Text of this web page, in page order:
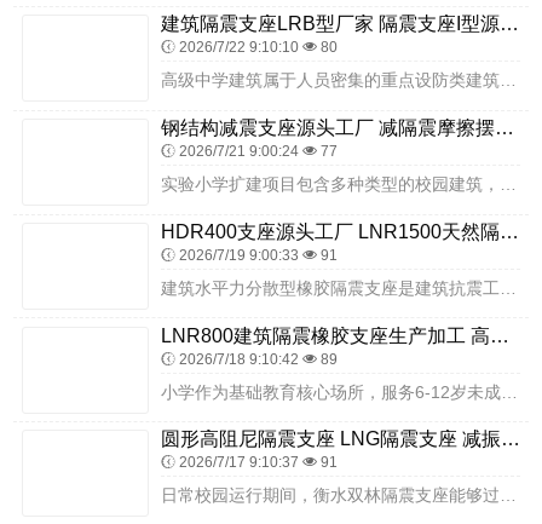
建筑隔震支座LRB型厂家 隔震支座I型源头工厂 LNR橡胶隔震支座900
2026/7/22 9:10:10 80
高级中学建筑属于人员密集的重点设防类建筑，教学、住宿、办公等功能集中，抗震安全直接关系广大师生生命安全与校园稳定。廊坊志臻高级中学有限公司普通高中教育建设项目，...
钢结构减震支座源头工厂 减隔震摩擦摆支座源头工厂 LRB1000铅芯橡胶隔震支座什么价格
2026/7/21 9:00:24 77
HDR400支座源头工厂 LNR1500天然隔震支座生产厂家 LNB隔震支座源头工厂
2026/7/19 9:00:33 91
LNR800建筑隔震橡胶支座生产加工 高阻尼叠层隔震支座厂家电话 天然橡胶支座LNR
2026/7/18 9:10:42 89
圆形高阻尼隔震支座 LNG隔震支座 减振隔震支座厂家
2026/7/17 9:10:37 91
日常校园运行期间，衡水双林隔震支座能够过滤城市道路交通、校内操场活动产生的持续微小震动，教学楼教室桌椅、图书馆书架、实验楼实验台摆放稳定，实验精密仪器不易受震动...